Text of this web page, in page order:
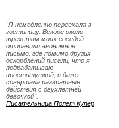
"Я немедленно переехала в
гостиницу. Вскоре около
трехстам моих соседей
отправили анонимное
письмо, где помимо других
оскорблений писали, что я
подрабатываю
проституткой, и даже
совершала развратные
действия с двухлетней
девочкой".
Писательница Полет Купер